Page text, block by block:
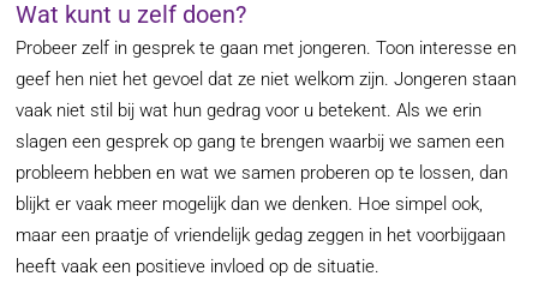
Wat kunt u zelf doen?
Probeer zelf in gesprek te gaan met jongeren. Toon interesse en
geef hen niet het gevoel dat ze niet welkom zijn. Jongeren staan
vaak niet stil bij wat hun gedrag voor u betekent. Als we erin
slagen een gesprek op gang te brengen waarbij we samen een
probleem hebben en wat we samen proberen op te lossen, dan
blijkt er vaak meer mogelijk dan we denken. Hoe simpel ook,
maar een praatje of vriendelijk gedag zeggen in het voorbijgaan
heeft vaak een positieve invloed op de situatie.